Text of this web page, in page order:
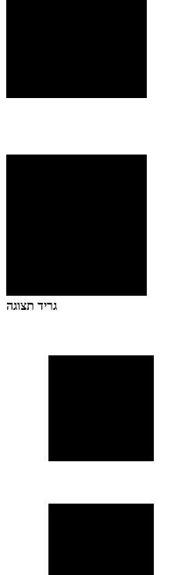
גריד תצוגה